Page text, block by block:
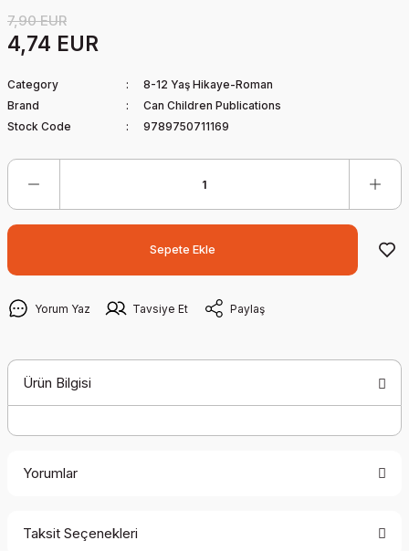
7,90 EUR
4,74 EUR
Category
8-12 Yaş Hikaye-Roman
Brand
Can Children Publications
Stock Code
9789750711169
Sepete Ekle
Yorum Yaz Tavsiye Et Paylaş
Ürün Bilgisi
Yorumlar
Taksit Seçenekleri